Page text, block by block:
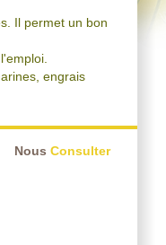
Il permet un bon
engrais
Nous Consulter